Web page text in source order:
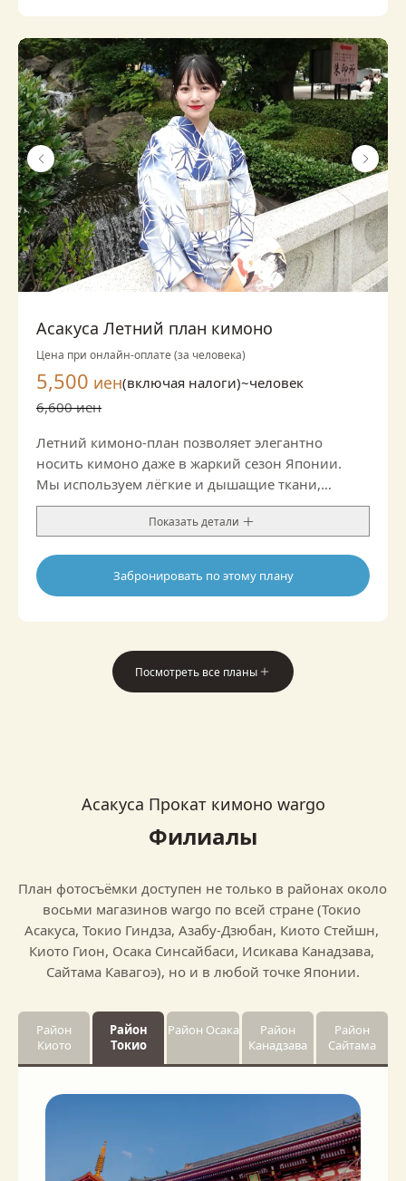
Асакуса Летний план кимоно
Цена при онлайн-оплате (за человека)
5,500 иен(включая налоги)~человек
6,600 иен
Летний кимоно-план позволяет элегантно
носить кимоно даже в жаркий сезон Японии.
Мы используем лёгкие и дышащие ткани,
поэтому комплект приятно охлаждает и отлично
подходит для летних прогулок и экскурсий.
мотивы создают свежий и утончённый образ.
Сочетая традиционную красоту Японии и
стильного чаепития.
*В комплект входит полуширокий оби; наличие
опции оби нагоя зависит от магазина.
Показать детали
Забронировать по этому плану
Посмотреть все планы
Асакуса Прокат кимоно wargo
Филиалы
План фотосъёмки доступен не только в районах около
восьми магазинов wargo по всей стране (Токио
Асакуса, Токио Гиндза, Азабу-Дзюбан, Киото Стейшн,
Киото Гион, Осака Синсайбаси, Исикава Канадзава,
Сайтама Кавагоэ), но и в любой точке Японии.
Район
Киото
Район
Токио
Район Осака
Район
Канадзава
Район
Сайтама